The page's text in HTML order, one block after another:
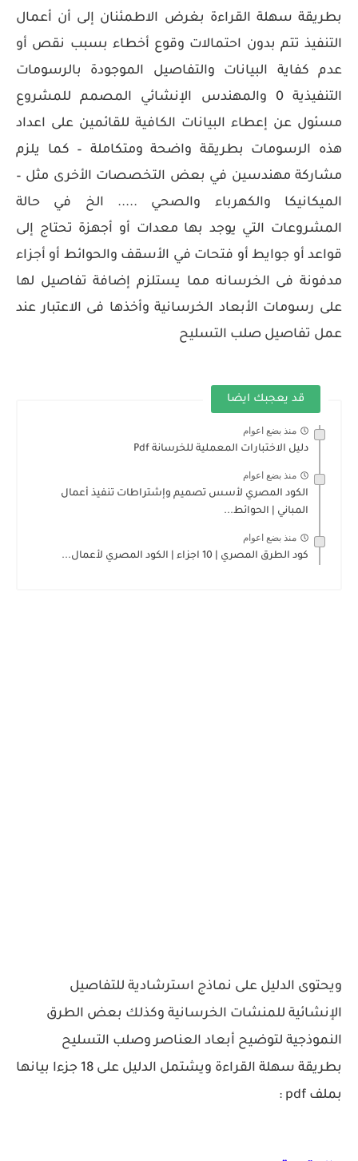
بطريقة سهلة القراءة بغرض الاطمئنان إلى أن أعمال
التنفيذ تتم بدون احتمالات وقوع أخطاء بسبب نقص أو
عدم كفاية البيانات والتفاصيل الموجودة بالرسومات
التنفيذية 0 والمهندس الإنشائي المصمم للمشروع
مسئول عن إعطاء البيانات الكافية للقائمين على اعداد
هذه الرسومات بطريقة واضحة ومتكاملة – كما يلزم
مشاركة مهندسين في بعض التخصصات الأخرى مثل –
الميكانيكا والكهرباء والصحي ..... الخ في حالة
المشروعات التي يوجد بها معدات أو أجهزة تحتاج إلى
قواعد أو جوايط أو فتحات في الأسقف والحوائط أو أجزاء
مدفونة فى الخرسانه مما يستلزم إضافة تفاصيل لها
على رسومات الأبعاد الخرسانية وأخذها فى الاعتبار عند
عمل تفاصيل صلب التسليح
قد يعجبك ايضا
منذ بضع اعوام
دليل الاختبارات المعملية للخرسانة Pdf
منذ بضع اعوام
الكود المصري لأسس تصميم وإشتراطات تنفيذ أعمال
المباني | الحوائط...
منذ بضع اعوام
كود الطرق المصري | 10 اجزاء | الكود المصري لأعمال...
ويحتوى الدليل على نماذج استرشادية للتفاصيل
الإنشائية للمنشات الخرسانية وكذلك بعض الطرق
النموذجية لتوضيح أبعاد العناصر وصلب التسليح
بطريقة سهلة القراءة ويشتمل الدليل على 18 جزءا بيانها
بملف pdf :